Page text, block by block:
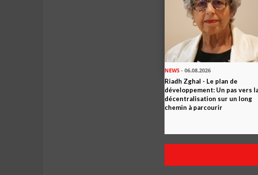
NEWS - 06.08.2026
Riadh Zghal - Le plan de
développement: Un pas vers
décentralisation sur un long
chemin à parcourir